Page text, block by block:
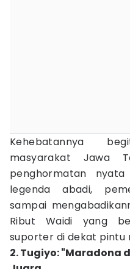
Kehebatannya
masyarakat Jawa
penghormatan
legenda abadi,
sampai
Ribut Waidi yang
suporter di dekat pintu
2. Tugiyo: "Maradona